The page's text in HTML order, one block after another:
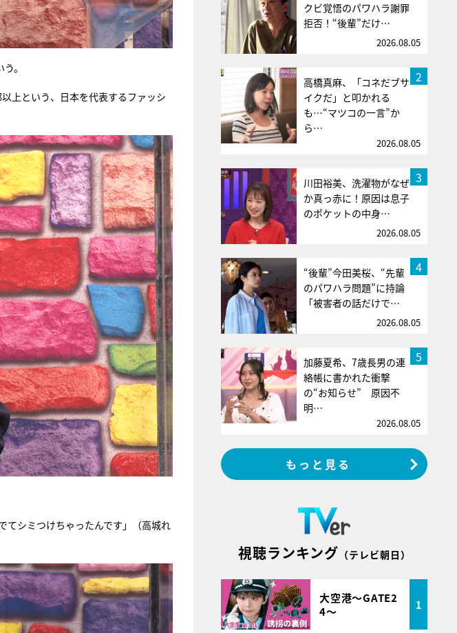
。
上という、日本を代表するファッシ
てシミつけちゃったんです」（高城れ
クビ覚悟のパワハラ謝罪
拒否！“後輩”だけ…
2026.08.05
2
高橋真麻、「コネだブサ
イクだ」と叩かれる
も…“マツコの一言”か
ら…
2026.08.05
3
川田裕美、洗濯物がなぜ
か真っ赤に！原因は息子
のポケットの中身…
2026.08.05
4
“後輩”今田美桜、“先輩
のパワハラ問題”に持論
「被害者の話だけで…
2026.08.05
5
加藤夏希、7歳長男の連
絡帳に書かれた衝撃
の“お知らせ” 原因不
明…
2026.08.05
もっと見る
視聴ランキング （テレビ朝日）
大空港～GATE2
4～
1